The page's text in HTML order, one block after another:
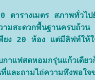
รางเมตร สภาพทั่วไปยั
ามสะดวกพื้นฐานครบถ้ว
ยง 20 ห้อง แต่มีลิฟท์ให้ใ
าแฟสดหอมกรุ่นแก้วเดีย
ละถามไถ่ความพึงพอใจ